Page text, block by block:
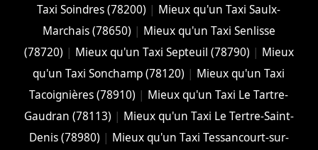
Taxi Soindres (78200) | Mieux qu'un Taxi Saulx-
Marchais (78650) | Mieux qu'un Taxi Senlisse
(78720) | Mieux qu'un Taxi Septeuil (78790) | Mieux
qu'un Taxi Sonchamp (78120) | Mieux qu'un Taxi
Tacoignières (78910) | Mieux qu'un Taxi Le Tartre-
Gaudran (78113) | Mieux qu'un Taxi Le Tertre-Saint-
Denis (78980) | Mieux qu'un Taxi Tessancourt-sur-